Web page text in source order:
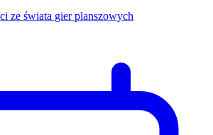
ze świata gier planszowych